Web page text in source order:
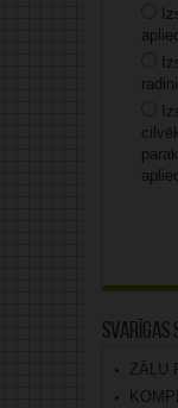
Svarīgas
ZĀĻU